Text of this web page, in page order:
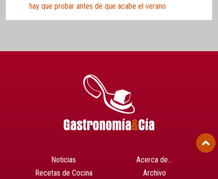
hay que probar antes de que acabe el verano
Noticias
Recetas de Cocina
Acerca de…
Archivo